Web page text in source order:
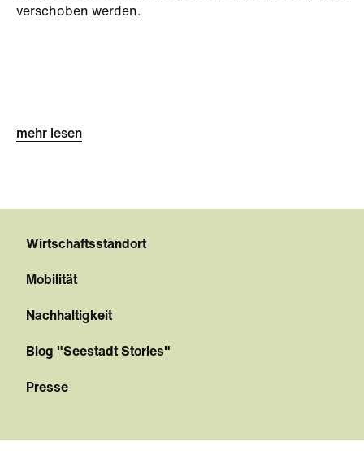
verschoben werden.
mehr lesen
Wirtschaftsstandort
Mobilität
Nachhaltigkeit
Blog "Seestadt Stories"
Presse